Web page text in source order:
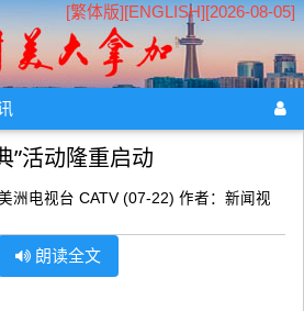
[繁体版][ENGLISH][2026-08-05]
”活动隆重启动
洲电视台 CATV (07-22) 作者：新闻视
朗读全文